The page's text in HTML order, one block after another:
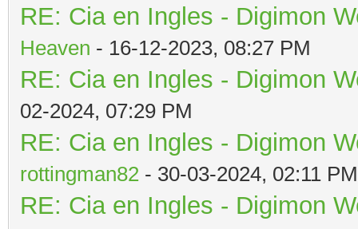
RE: Cia en Ingles - Digimon
Heaven - 16-12-2023, 08:27 PM
RE: Cia en Ingles - Digimon
02-2024, 07:29 PM
RE: Cia en Ingles - Digimon
rottingman82 - 30-03-2024, 02:11 PM
RE: Cia en Ingles - Digimon